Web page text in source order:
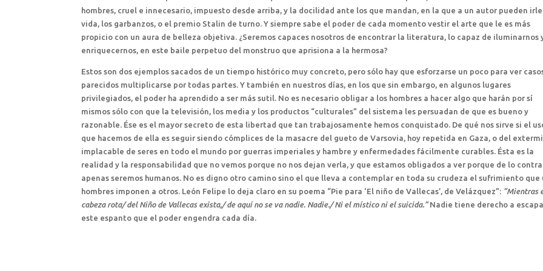
hombres, cruel e innecesario, impuesto desde arriba, y la docilidad ante los que mandan, en la que a un autor pueden
vida, los garbanzos, o el premio Stalin de turno. Y siempre sabe el poder de cada momento vestir el arte que le es más
propicio con un aura de belleza objetiva. ¿Seremos capaces nosotros de encontrar la literatura, lo capaz de iluminarnos
enriquecernos, en este baile perpetuo del monstruo que aprisiona a la hermosa?
Estos son dos ejemplos sacados de un tiempo histórico muy concreto, pero sólo hay que esforzarse un poco para ver
parecidos multiplicarse por todas partes. Y también en nuestros días, en los que sin embargo, en algunos lugares
privilegiados, el poder ha aprendido a ser más sutil. No es necesario obligar a los hombres a hacer algo que harán por sí
mismos sólo con que la televisión, los media y los productos “culturales” del sistema les persuadan de que es bueno y
razonable. Ése es el mayor secreto de esta libertad que tan trabajosamente hemos conquistado. De qué nos sirve si el
que hacemos de ella es seguir siendo cómplices de la masacre del gueto de Varsovia, hoy repetida en Gaza, o del
implacable de seres en todo el mundo por guerras imperiales y hambre y enfermedades fácilmente curables. Ésta es la
realidad y la responsabilidad que no vemos porque no nos dejan verla, y que estamos obligados a ver porque de lo
apenas seremos humanos. No es digno otro camino sino el que lleva a contemplar en toda su crudeza el sufrimiento que
hombres imponen a otros. León Felipe lo deja claro en su poema “Pie para ‘El niño de Vallecas’, de Velázquez”: “Mientras
cabeza rota/ del Niño de Vallecas exista,/ de aquí no se va nadie. Nadie./ Ni el místico ni el suicida.”Nadie tiene derecho a
este espanto que el poder engendra cada día.